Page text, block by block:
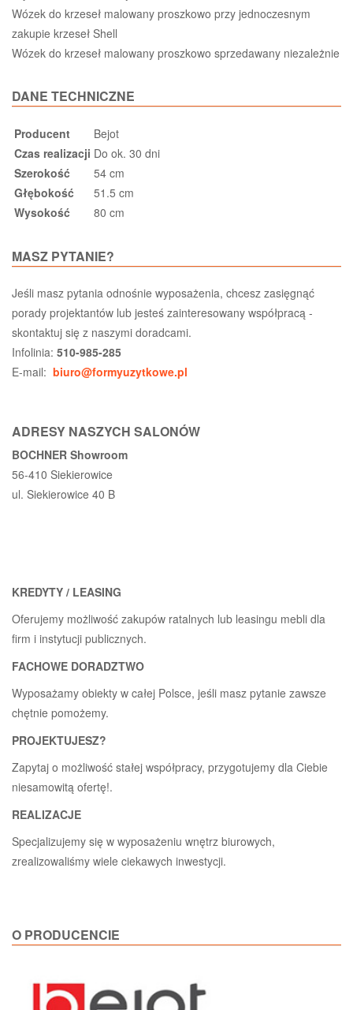
Wózek do krzeseł malowany proszkowo przy jednoczesnym
zakupie krzeseł Shell
Wózek do krzeseł malowany proszkowo sprzedawany niezależnie
DANE TECHNICZNE
Producent
Bejot
Czas realizacji Do ok. 30 dni
Szerokość
54 cm
Głębokość
51.5 cm
Wysokość
80 cm
MASZ PYTANIE?
Jeśli masz pytania odnośnie wyposażenia, chcesz zasięgnąć
porady projektantów lub jesteś zainteresowany współpracą -
skontaktuj się z naszymi doradcami.
Infolinia: 510-985-285
E-mail: biuro@formyuzytkowe.pl
ADRESY NASZYCH SALONÓW
BOCHNER Showroom
56-410 Siekierowice
ul. Siekierowice 40 B
KREDYTY / LEASING
Oferujemy możliwość zakupów ratalnych lub leasingu mebli dla
firm i instytucji publicznych.
FACHOWE DORADZTWO
Wyposażamy obiekty w całej Polsce, jeśli masz pytanie zawsze
chętnie pomożemy.
PROJEKTUJESZ?
Zapytaj o możliwość stałej współpracy, przygotujemy dla Ciebie
niesamowitą ofertę!.
REALIZACJE
Specjalizujemy się w wyposażeniu wnętrz biurowych,
zrealizowaliśmy wiele ciekawych inwestycji.
O PRODUCENCIE